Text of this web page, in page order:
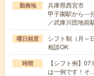
勤務地
兵庫県西宮市
甲子園駅から---
／武庫川団地前
曜日頻度
シフト制（月～
相談OK
時間
【シフト例】
は一例です！そ